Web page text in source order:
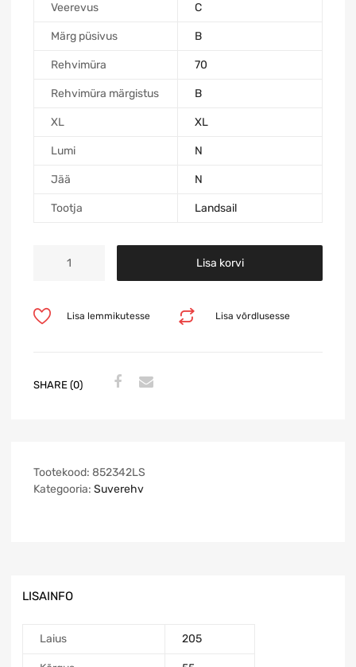
Veerevus C
Märg püsivus B
Rehvimüra 70
Rehvimüra märgistus B
XL XL
Lumi N
Jää N
Tootja Landsail
Lisa korvi
Lisa võrdlusesse
Lisa lemmikutesse
SHARE (0)
Tootekood: 852342LS
Kategooria: Suverehv
LISAINFO
Laius 205